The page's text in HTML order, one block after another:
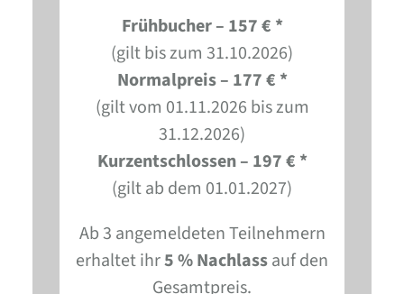
Frühbucher – 157 € *
(gilt bis zum 31.10.2026)
Normalpreis – 177 € *
(gilt vom 01.11.2026 bis zum
31.12.2026)
Kurzentschlossen – 197 € *
(gilt ab dem 01.01.2027)
Ab 3 angemeldeten Teilnehmern
erhaltet ihr5 % Nachlassauf den
Gesamtpreis.